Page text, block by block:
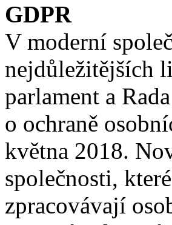
GDPR
V moderní
nejdůležitějších
parlament a
o ochraně
května 2018.
společnosti,
zpracovávají